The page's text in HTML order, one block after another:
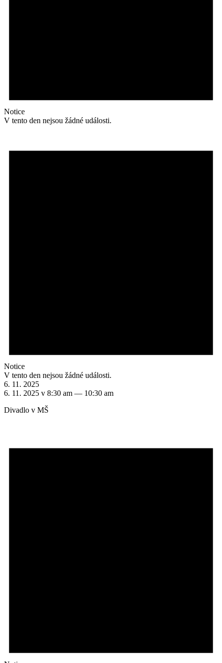
Notice
V tento den nejsou žádné události.
Notice
V tento den nejsou žádné události.
6. 11. 2025
6. 11. 2025 v 8:30 am — 10:30 am
Divadlo v MŠ